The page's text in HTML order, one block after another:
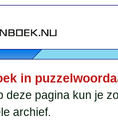
in
deze pagina kun je
archief.